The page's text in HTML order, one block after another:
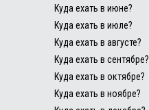
Куда ехать в июне?
Куда ехать в июле?
Куда ехать в августе?
Куда ехать в сентябре?
Куда ехать в октябре?
Куда ехать в ноябре?